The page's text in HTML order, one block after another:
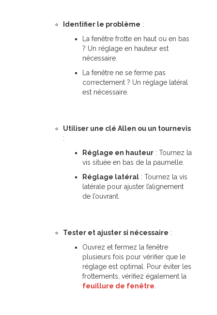
Identifier le problème :
La fenêtre frotte en haut ou en bas
? Un réglage en hauteur est
nécessaire.
La fenêtre ne se ferme pas
correctement ? Un réglage latéral
est nécessaire.
Utiliser une clé Allen ou un tournevis
:
Réglage en hauteur : Tournez la
vis située en bas de la paumelle.
Réglage latéral : Tournez la vis
latérale pour ajuster l’alignement
de l’ouvrant.
Tester et ajuster si nécessaire :
Ouvrez et fermez la fenêtre
plusieurs fois pour vérifier que le
réglage est optimal. Pour éviter les
frottements, vérifiez également la
feuillure de fenêtre